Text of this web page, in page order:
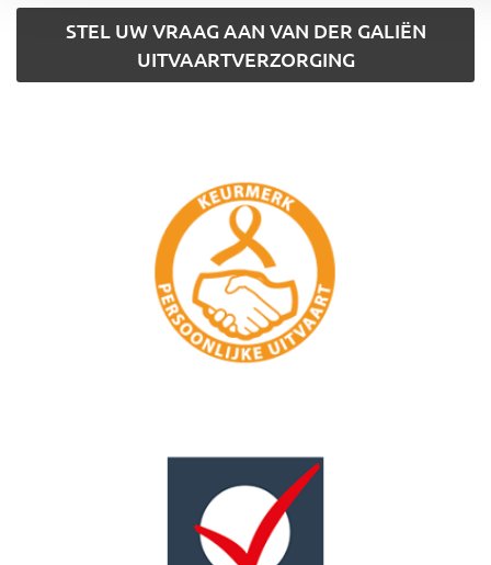
STEL UW VRAAG AAN VAN DER GALIËN
UITVAARTVERZORGING